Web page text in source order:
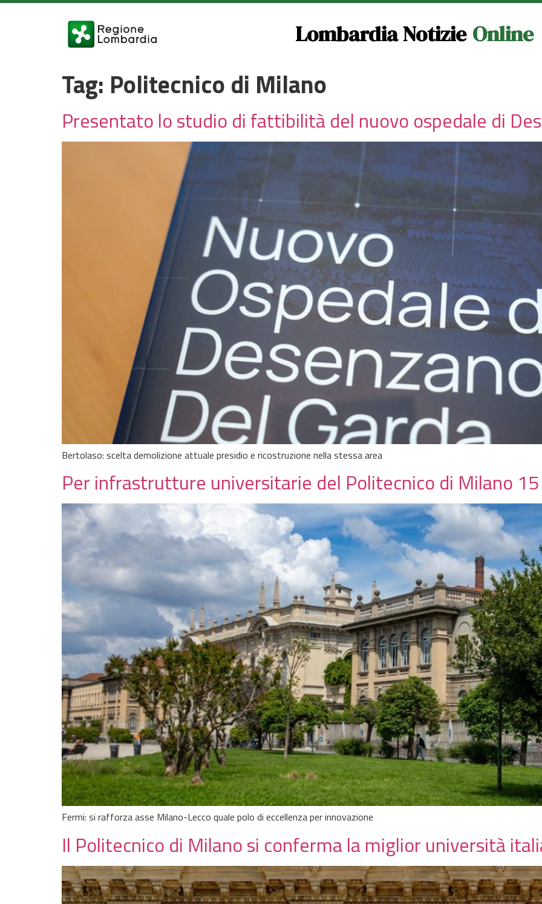
Lombardia Notizie Online
Tag: Politecnico di Milano
Presentato lo studio di fattibilità del nuovo ospedale di
Bertolaso: scelta demolizione attuale presidio e ricostruzione nella stessa area
Per infrastrutture universitarie del Politecnico di Milano
Fermi: si rafforza asse Milano-Lecco quale polo di eccellenza per innovazione
Il Politecnico di Milano si conferma la miglior università